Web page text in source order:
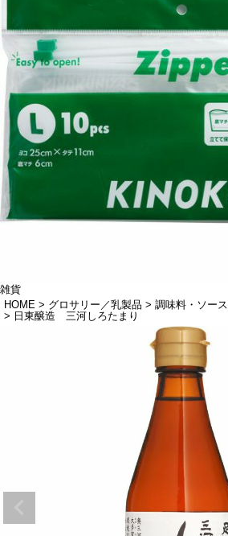
雑貨
HOME
グロサリー／乳製品
調味料・ソース
日東醸造 三河しろたまり